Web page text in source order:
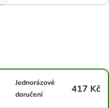
Jednorázové
doručení
417 Kč